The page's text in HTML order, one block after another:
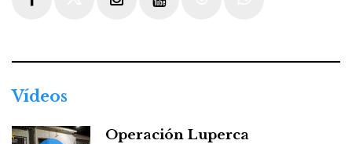
Vídeos
Operación Luperca